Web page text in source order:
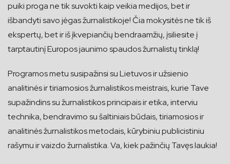
puiki proga ne tik suvokti kaip veikia medijos, bet ir
išbandyti savo jėgas žurnalistikoje! Čia mokysitės ne tik iš
ekspertų, bet ir iš įkvepiančių bendraamžių, įsiliesite į
tarptautinį Europos jaunimo spaudos žurnalistų tinklą!
Programos metu susipažinsi su Lietuvos ir užsienio
analitinės ir tiriamosios žurnalistikos meistrais, kurie Tave
supažindins su žurnalistikos principais ir etika, interviu
technika, bendravimo su šaltiniais būdais, tiriamosios ir
analitinės žurnalistikos metodais, kūrybiniu publicistiniu
rašymu ir vaizdo žurnalistika. Va, kiek pažinčių Tavęs laukia!